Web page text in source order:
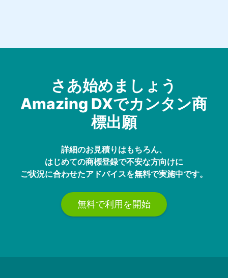
さあ始めましょう
Amazing DXでカンタン商
標出願
詳細のお見積りはもちろん、
はじめての商標登録で不安な方向けに
ご状況に合わせたアドバイスを無料で実施中です。
無料で利用を開始